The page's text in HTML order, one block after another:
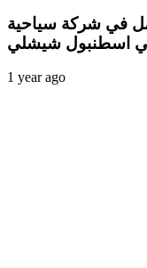
في شركة سياحية
اسطنبول شيشلي
1 year ago